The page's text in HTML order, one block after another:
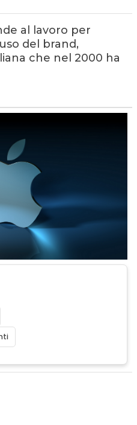
al lavoro per
del brand,
che nel 2000 ha